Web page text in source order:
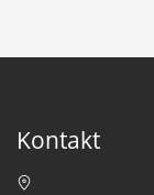
Kontakt